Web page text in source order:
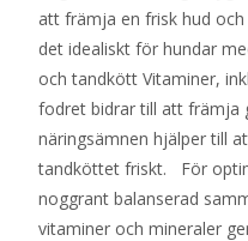
att främja en frisk hud
det idealiskt för hundar
och tandkött Vitaminer,
fodret bidrar till att främja
näringsämnen hjälper till
tandköttet friskt. För
noggrant balanserad
vitaminer och mineraler